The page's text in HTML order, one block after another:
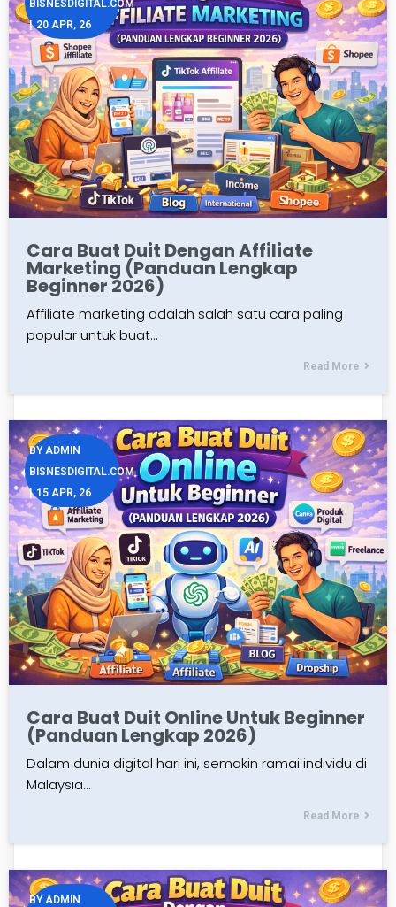
Cara Buat Duit Dengan Affiliate
Marketing (Panduan Lengkap
Beginner 2026)
BISNESDIGITAL.COM
| 20 APR, 26
Affiliate marketing adalah salah satu cara paling
popular untuk buat…
Read More
Cara Buat Duit Online Untuk Beginner
(Panduan Lengkap 2026)
BY ADMIN
BISNESDIGITAL.COM
| 15 APR, 26
Dalam dunia digital hari ini, semakin ramai individu di
Malaysia…
Read More
BYADMIN